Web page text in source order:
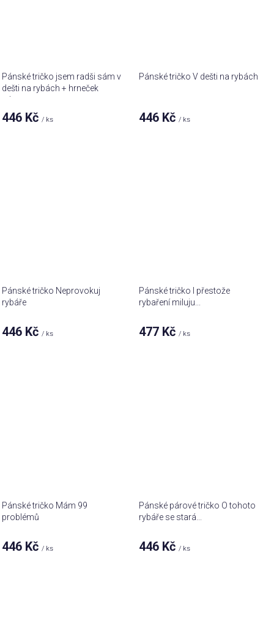
Pánské tričko jsem radši sám v
dešti na rybách + hrneček
zdarma
446 Kč / ks
Pánské tričko V dešti na rybách
446 Kč / ks
Pánské tričko Neprovokuj
rybáře
446 Kč/ ks
Pánské tričko I přestože
rybaření miluju...
477 Kč/ ks
Pánské tričko Mám 99
problémů
446 Kč / ks
Pánské párové tričko O tohoto
rybáře se stará...
446 Kč / ks